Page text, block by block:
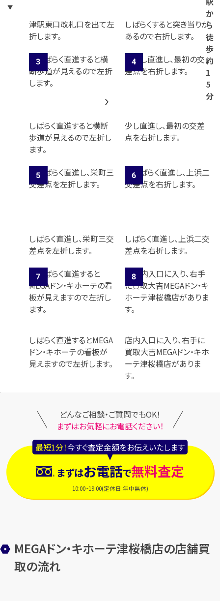
か
ら
徒
歩
約
1
5
分
津駅東口改札口を出て左
折します。
しばらくすると突き当りが
あるので右折します。
しばらく直進すると横断
歩道が見えるので左折し
ます。
少し直進し、最初の交差
点を右折します。
しばらく直進し、栄町三交
差点を左折します。
しばらく直進し、上浜二交
差点を右折します。
しばらく直進するとMEGA
ドン・キホーテの看板が
見えますので左折します。
店内入口に入り、右手に
買取大吉MEGAドン・キホ
ーテ津桜橋店がありま
す。
どんなご相談・ご質問でもOK！
まずはお気軽にお電話ください！
最短1分！今すぐ査定金額をお伝えいたします
まずはお電話で無料査定
10:00~19:00(定休日:年中無休)
MEGAドン・キホーテ津桜橋店の店舗買
取の流れ